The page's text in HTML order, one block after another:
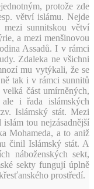
protože zde
větví islámu. Nejde
sunnitskou větví
a mezi menšinovou
Assadů. I v rámci
Zdaleka ne všichni
mu vytýkali, že se
tak i v rámci sunnitů
část umírněných,
i řada islámských
Islámský stát. Mezi
tou nejzásadnější
Mohameda, a to aniž
činil Islámský stát. A
náboženských sekt,
sekty fungují úplně
prostředí.